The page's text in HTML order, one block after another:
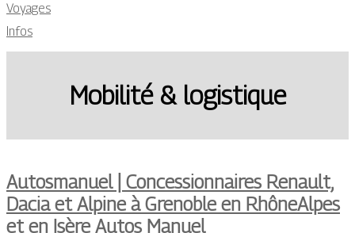
Voyages
Infos
Mobilité & logistique
Autosmanuel | Con­cession­nai­res Renault,
Dacia et Alpine à Grenoble en RhôneAlpes
et en Isère Autos Manuel